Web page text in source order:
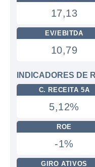
17,13
EV/EBITDA
10,79
INDICADORES DE
C. RECEITA 5A
5,12%
ROE
-1%
GIRO ATIVOS